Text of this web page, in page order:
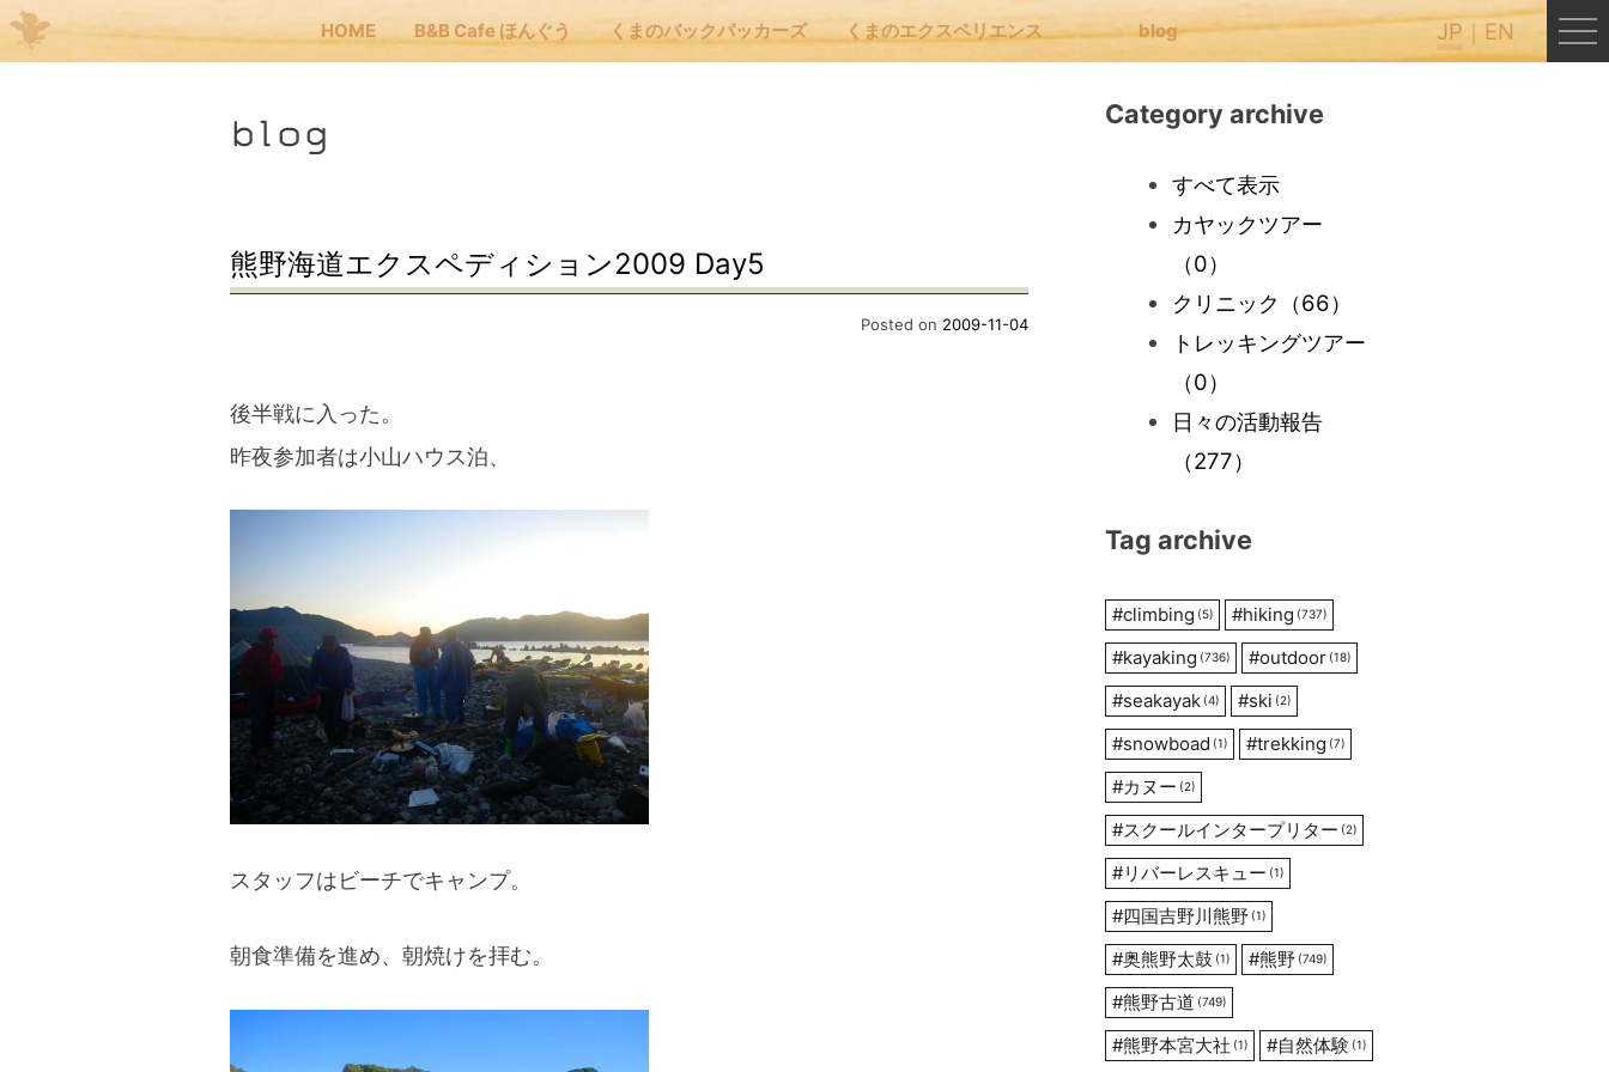
HOME B&B Cafe ほんぐう くまのバックパッカーズ くまのエクスペリエンス blog JP EN
HOME
blog
熊野海道エクスペディション2009 Day5
Posted on 2009-11-04
後半戦に入った。
昨夜参加者は小山ハウス泊、
スタッフはビーチでキャンプ。
朝食準備を進め、朝焼けを拝む。
Category archive
すべて表示
カヤックツアー
（0）
クリニック
（66）
トレッキングツアー
（0）
日々の活動報告
（277）
Tag archive
#climbing (5) #hiking (737)
#kayaking (736) #outdoor (18)
#seakayak (4) #ski (2)
#snowboad (1) #trekking (7)
#カヌー (2)
#スクールインタープリター (2)
#リバーレスキュー (1)
#四国吉野川熊野 (1)
#奥熊野太鼓 (1) #熊野 (749)
#熊野古道 (749)
#熊野本宮大社 (1) #自然体験 (1)